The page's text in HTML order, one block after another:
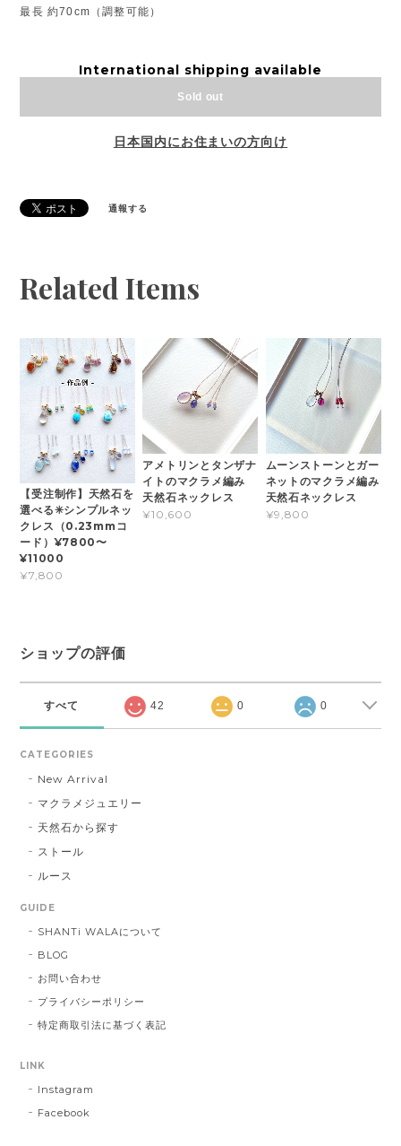
最長 約70cm（調整可能）
International shipping available
Sold out
日本国内にお住まいの方向け
通報する
Related Items
【受注制作】天然石を
選べる✳︎シンプルネッ
クレス（0.23mmコ
ード）¥7800〜
¥11000
¥7,800
アメトリンとタンザナ
イトのマクラメ編み
天然石ネックレス
¥10,600
ムーンストーンとガー
ネットのマクラメ編み
天然石ネックレス
¥9,800
ショップの評価
すべて 42 0 0
CATEGORIES
New Arrival
マクラメジュエリー
天然石から探す
ストール
ルース
GUIDE
SHANTi WALAについて
BLOG
お問い合わせ
プライバシーポリシー
特定商取引法に基づく表記
LINK
Instagram
Facebook